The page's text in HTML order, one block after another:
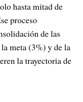
hasta mitad de
proceso
de las
meta (3%) y de la
la trayectoria de